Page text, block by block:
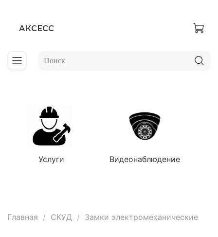
АКСЕСС
Услуги Видеонаблюдение
Главная СКУД Замки электромеханические